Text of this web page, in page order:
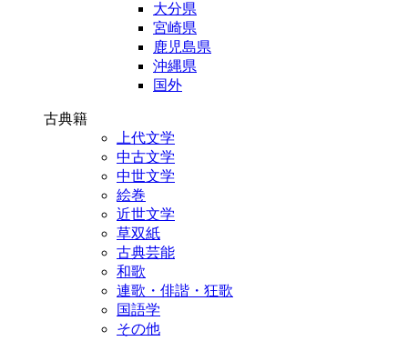
大分県
宮崎県
鹿児島県
沖縄県
国外
古典籍
上代文学
中古文学
中世文学
絵巻
近世文学
草双紙
古典芸能
和歌
連歌・俳諧・狂歌
国語学
その他